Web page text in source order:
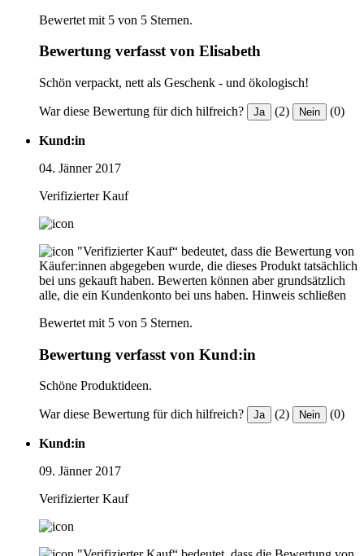
Bewertet mit 5 von 5 Sternen.
Bewertung verfasst von Elisabeth
Schön verpackt, nett als Geschenk - und ökologisch!
War diese Bewertung für dich hilfreich? Ja (2) Nein (0)
Kund:in
04. Jänner 2017
Verifizierter Kauf
"Verifizierter Kauf“ bedeutet, dass die Bewertung von
Käufer:innen abgegeben wurde, die dieses Produkt tatsächlich
bei uns gekauft haben. Bewerten können aber grundsätzlich
alle, die ein Kundenkonto bei uns haben. Hinweis schließen
Bewertet mit 5 von 5 Sternen.
Bewertung verfasst von Kund:in
Schöne Produktideen.
War diese Bewertung für dich hilfreich? Ja (2) Nein (0)
Kund:in
09. Jänner 2017
Verifizierter Kauf